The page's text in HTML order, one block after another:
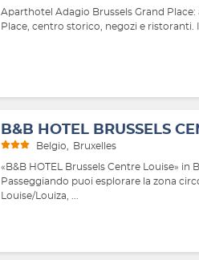
Aparthotel Adagio Brussels Grand
Place, centro storico, negozi e ristoranti.
B&B HOTEL BRUSSELS
Belgio Bruxelles
«B&B HOTEL Brussels Centre Louise» in
Passeggiando puoi esplorare la zona
Louise/Louiza, ...